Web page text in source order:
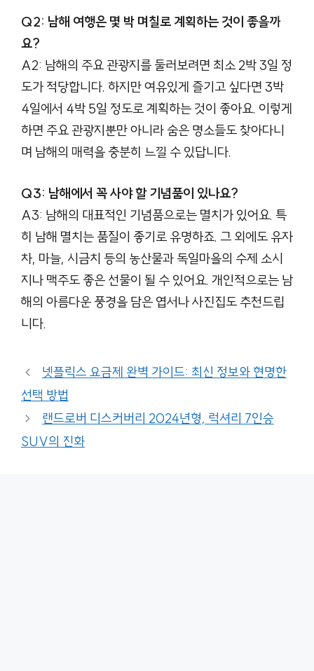
Q2: 남해 여행은 몇 박 며칠로 계획하는 것이 좋을까
요?
A2: 남해의 주요 관광지를 둘러보려면 최소 2박 3일 정
도가 적당합니다. 하지만 여유있게 즐기고 싶다면 3박
4일에서 4박 5일 정도로 계획하는 것이 좋아요. 이렇게
하면 주요 관광지뿐만 아니라 숨은 명소들도 찾아다니
며 남해의 매력을 충분히 느낄 수 있답니다.
Q3: 남해에서 꼭 사야 할 기념품이 있나요?
A3: 남해의 대표적인 기념품으로는 멸치가 있어요. 특
히 남해 멸치는 품질이 좋기로 유명하죠. 그 외에도 유자
차, 마늘, 시금치 등의 농산물과 독일마을의 수제 소시
지나 맥주도 좋은 선물이 될 수 있어요. 개인적으로는 남
해의 아름다운 풍경을 담은 엽서나 사진집도 추천드립
니다.
넷플릭스 요금제 완벽 가이드: 최신 정보와 현명한
선택 방법
랜드로버 디스커버리 2024년형, 럭셔리 7인승
SUV의 진화